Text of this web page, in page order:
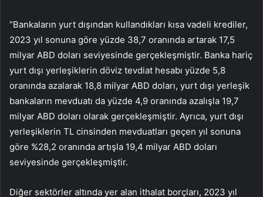
“Bankaların yurt dışından kullandıkları kısa vadeli krediler,
2023 yıl sonuna göre yüzde 38,7 oranında artarak 17,5
milyar ABD doları seviyesinde gerçekleşmiştir. Banka hariç
yurt dışı yerleşiklerin döviz tevdiat hesabı yüzde 5,8
oranında azalarak 18,8 milyar ABD doları, yurt dışı yerleşik
bankaların mevduatı da yüzde 4,9 oranında azalışla 19,7
milyar ABD doları olarak gerçekleşmiştir. Ayrıca, yurt dışı
yerleşiklerin TL cinsinden mevduatları geçen yıl sonuna
göre %28,2 oranında artışla 19,4 milyar ABD doları
seviyesinde gerçekleşmiştir.
Diğer sektörler altında yer alan ithalat borçları, 2023 yıl